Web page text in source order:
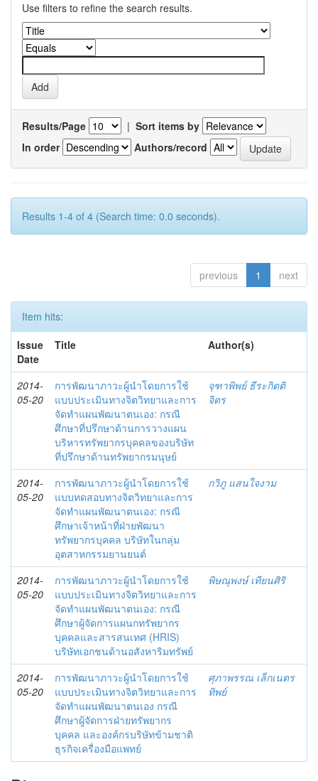
Use filters to refine the search results.
Results/Page | Sort items by
In order
Authors/record
Results 1-4 of 4 (Search time: 0.0 seconds).
previous 1 next
Item hits:
Issue
Date
Title Author(s)
2014-
05-20
การพัฒนาภาวะผู้นำโดยการใช้
แบบประเมินทางจิตวิทยาและการ
จัดทำแผนพัฒนาตนเอง: กรณี
ศึกษาที่ปรึกษาด้านการวางแผน
บริหารทรัพยากรบุคคลของบริษัท
ที่ปรึกษาด้านทรัพยากรมนุษย์
จุฑาพิพย์ ธีระกิตติ
จิตร
2014-
05-20
การพัฒนาภาวะผู้นำโดยการใช้
แบบทดสอบทางจิตวิทยาและการ
จัดทำแผนพัฒนาตนเอง: กรณี
ศึกษาเจ้าหน้าที่ฝ่ายพัฒนา
ทรัพยากรบุคคล บริษัทในกลุ่ม
อุตสาหกรรมยานยนต์
กวิภู แสนใจงาม
2014-
05-20
การพัฒนาภาวะผู้นำโดยการใช้
แบบประเมินทางจิตวิทยาและการ
จัดทำแผนพัฒนาตนเอง: กรณี
ศึกษาผู้จัดการแผนกทรัพยากร
บุคคลและสารสนเทศ (HRIS)
บริษัทเอกชนด้านอสังหาริมทรัพย์
พิษณุพงษ์ เทียนศิริ
2014-
05-20
การพัฒนาภาวะผู้นำโดยการใช้
แบบประเมินทางจิตวิทยาและการ
จัดทำแผนพัฒนาตนเอง กรณี
ศึกษาผู้จัดการฝ่ายทรัพยากร
บุคคล และองค์กรบริษัทข้ามชาติ
ธุรกิจเครื่องมือแพทย์
ศุภาพรรณ เล็กเนตร
ทิพย์